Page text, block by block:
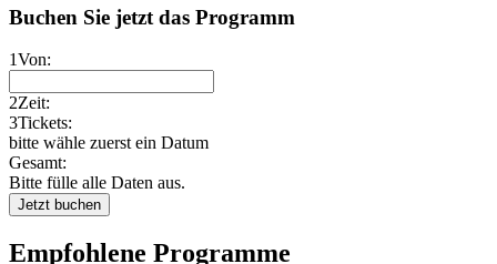
Buchen Sie jetzt das Programm
1Von:
2Zeit:
3Tickets:
bitte wähle zuerst ein Datum
Gesamt:
Bitte fülle alle Daten aus.
Jetzt buchen
Empfohlene Programme